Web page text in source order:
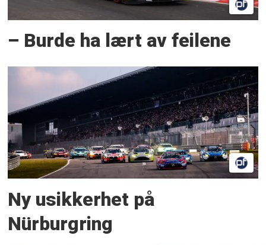
– Burde ha lært av feilene
Ny usikkerhet på
Nürburgring